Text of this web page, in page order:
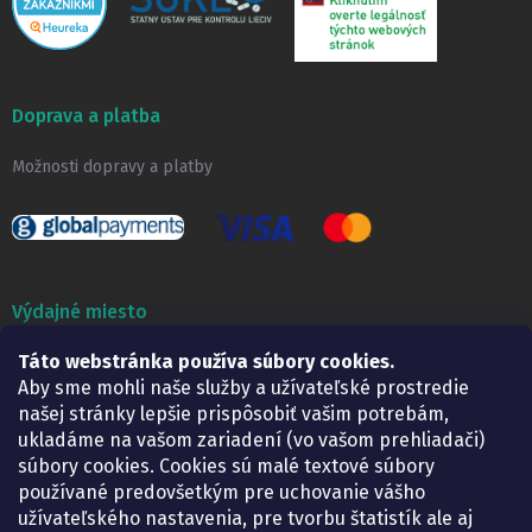
Táto webstránka používa súbory cookies.
Aby sme mohli naše služby a užívateľské prostredie
našej stránky lepšie prispôsobiť vašim potrebám,
ukladáme na vašom zariadení (vo vašom prehliadači)
súbory cookies. Cookies sú malé textové súbory
používané predovšetkým pre uchovanie vášho
užívateľského nastavenia, pre tvorbu štatistík ale aj
Doprava a platba
Možnosti dopravy a platby
Výdajné miesto
Lekáreň ADONAI
Košice – Smetanova 2
Pondelok:
07.30 – 15.30 h.
Utorok:
07.30 – 16.00 h.
Streda:
07.30 – 16.00 h.
Štvrtok:
07.30 – 15.30 h.
Piatok:
07.30 – 15.30 h.